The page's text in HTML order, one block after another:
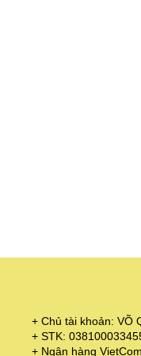
+ Chủ tài khoản: VÕ
+ STK:
+ Ngân hàng